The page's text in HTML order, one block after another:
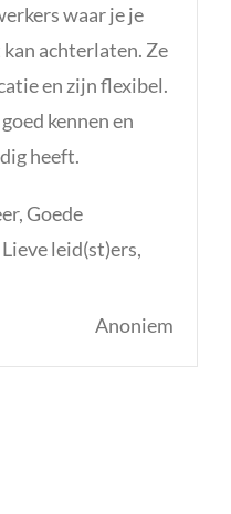
waar je je
achterlaten. Ze
en zijn flexibel.
kennen en
heeft.
Goede
leid(st)ers,
Anoniem